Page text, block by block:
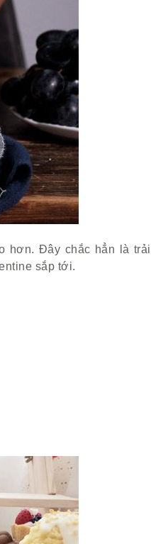
hơn. Đây chắc hẳn là trải
sắp tới.